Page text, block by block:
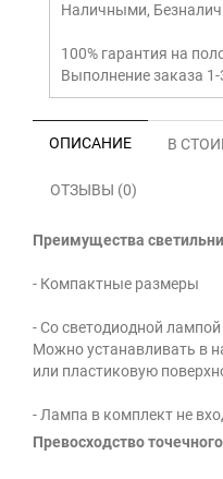
Наличными,
100% гарантия на
Выполнение заказа 1-
ОПИСАНИЕ В
ОТЗЫВЫ (0)
Преимущества
- Компактные размеры
- Со светодиодной
Можно устанавливать в
или пластиковую
- Лампа в комплект не
Превосходство